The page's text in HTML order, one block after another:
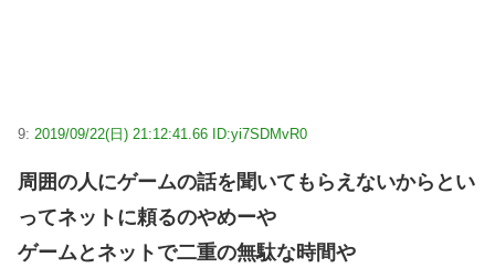
9: 2019/09/22(日) 21:12:41.66 ID:yi7SDMvR0
周囲の人にゲームの話を聞いてもらえないからとい
ってネットに頼るのやめーや
ゲームとネットで二重の無駄な時間や